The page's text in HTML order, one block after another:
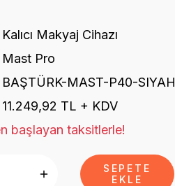
Kalıcı Makyaj Cihazı
Mast Pro
BAŞTÜRK-MAST-P40-SIYAH
11.249,92 TL + KDV
başlayan taksitlerle!
SEPETE
EKLE